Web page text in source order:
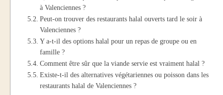
à Valenciennes ?
Peut-on trouver des restaurants halal ouverts tard le soir à
Valenciennes ?
Y a-t-il des options halal pour un repas de groupe ou en
famille ?
Comment être sûr que la viande servie est vraiment halal ?
Existe-t-il des alternatives végétariennes ou poisson dans les
restaurants halal de Valenciennes ?